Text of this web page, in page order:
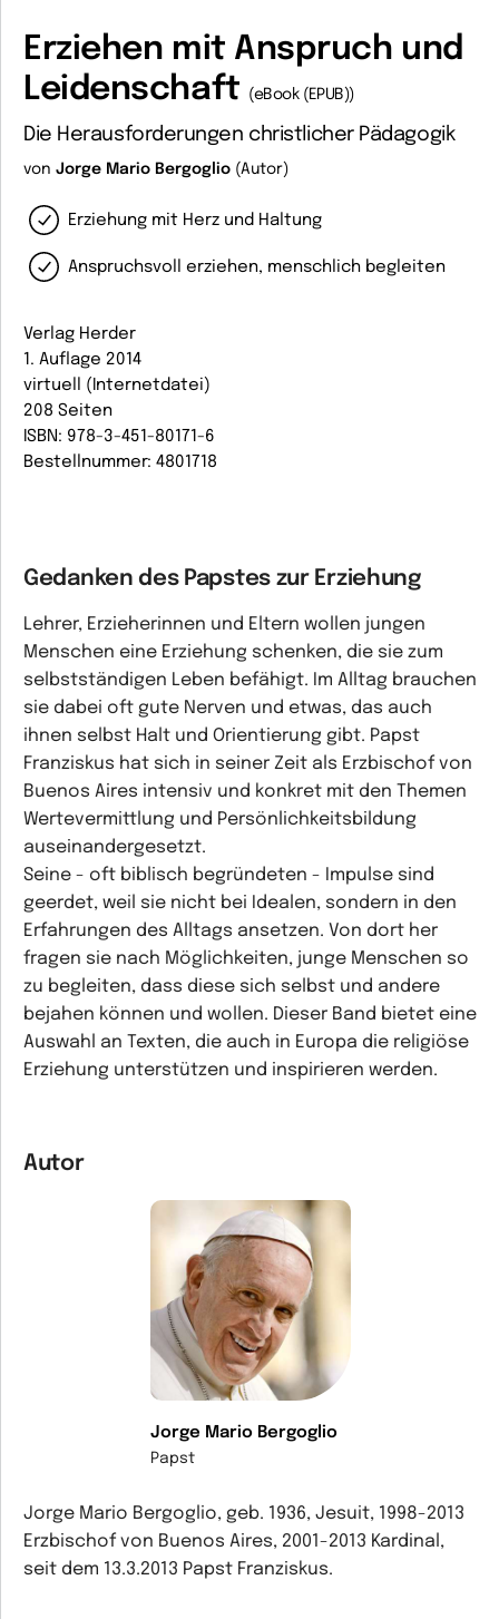
Erziehen mit Anspruch und
Leidenschaft
(eBook (EPUB))
Die Herausforderungen christlicher Pädagogik
von Jorge Mario Bergoglio (Autor)
Erziehung mit Herz und Haltung​‌
Anspruchsvoll erziehen, menschlich begleiten​‌
Verlag Herder
1. Auflage 2014
virtuell (Internetdatei)
208 Seiten
ISBN: 978-3-451-80171-6
Bestellnummer: 4801718
Gedanken des Papstes zur Erziehung
Lehrer, Erzieherinnen und Eltern wollen jungen
Menschen eine Erziehung schenken, die sie zum
selbstständigen Leben befähigt. Im Alltag brauchen
sie dabei oft gute Nerven und etwas, das auch
ihnen selbst Halt und Orientierung gibt. Papst
Franziskus hat sich in seiner Zeit als Erzbischof von
Buenos Aires intensiv und konkret mit den Themen
Wertevermittlung und Persönlichkeitsbildung
auseinandergesetzt.
Seine - oft biblisch begründeten - Impulse sind
geerdet, weil sie nicht bei Idealen, sondern in den
Erfahrungen des Alltags ansetzen. Von dort her
fragen sie nach Möglichkeiten, junge Menschen so
zu begleiten, dass diese sich selbst und andere
bejahen können und wollen. Dieser Band bietet eine
Auswahl an Texten, die auch in Europa die religiöse
Erziehung unterstützen und inspirieren werden.
Autor
Jorge Mario Bergoglio
Papst
Jorge Mario Bergoglio, geb. 1936, Jesuit, 1998-2013
Erzbischof von Buenos Aires, 2001-2013 Kardinal,
seit dem 13.3.2013 Papst Franziskus.